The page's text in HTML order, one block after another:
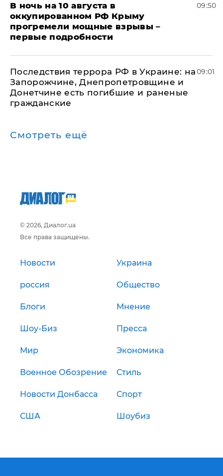
В ночь на 10 августа в
оккупированном РФ Крыму
прогремели мощные взрывы –
первые подробности
09:50
Последствия террора РФ в Украине: на
Запорожчине, Днепропетровщине и
Донетчине есть погибшие и раненые
гражданские
09:01
Смотреть ещё
© 2026, Диалог.ua
Все права защищены.
Новости Украина
россия Общество
Блоги Мнение
Шоу-Биз Пресса
Мир Экономика
Военное Обозрение Стиль
Новости Донбасса Спорт
США Шоубиз